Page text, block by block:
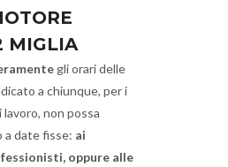
MIGLIA
gli orari delle
a chiunque, per i
non possa
a date fisse: ai
oppure alle